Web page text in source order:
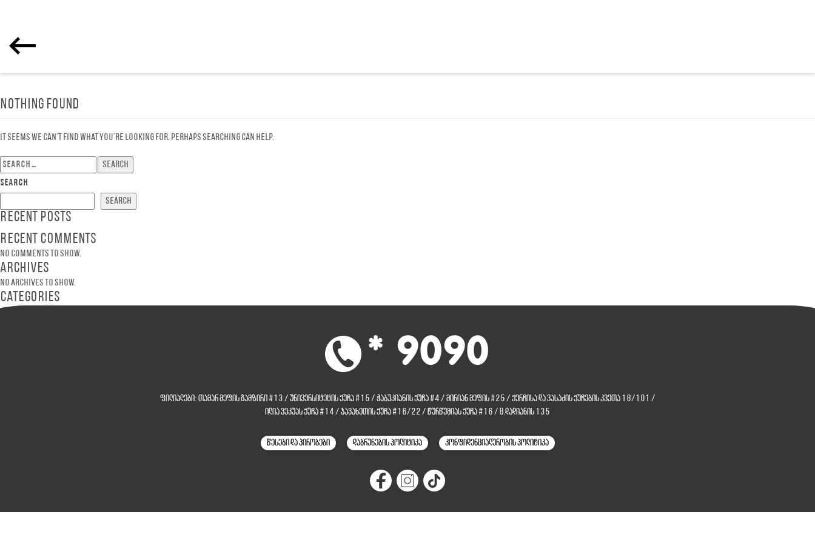
Nothing Found
It seems we can’t find what you’re looking for. Perhaps searching can help.
Search
for:
Search
Search
Recent Posts
Recent Comments
No comments to show.
Archives
No archives to show.
Categories
* 9090
ფილიალები:თამარ მეფის გამზირი #13/უნივერსიტეტის ქუჩა #15/ჭაბუკიანის ქუჩა #4/მირიან მეფის #25/ქერჩისა და ვასაძის ქუჩების კვეთა 18/101 /
ილია ვეკუას ქუჩა #14/ჯავახეთის ქუჩა #16/22/ წურწუმიას ქუჩა #16/ც.დადიანის 135
წესები და პირობები დაბრუნების პოლიტიკა კონფიდენციალურობის პოლიტიკა